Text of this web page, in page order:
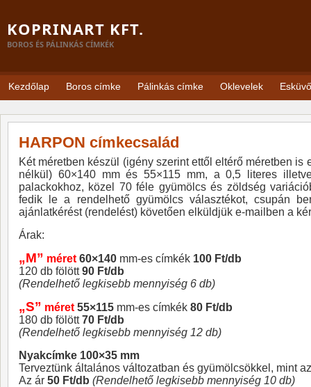
KOPRINART KFT.
BOROS ÉS PÁLINKÁS CÍMKÉK
Kezdőlap Boros címke Pálinkás címke Oklevelek Esküvő
HARPON címkecsalád
Két méretben készül (igény szerint ettől eltérő méretben is
nélkül) 60×140 mm és 55×115 mm, a 0,5 literes
palackokhoz, közel 70 féle gyümölcs és zöldség
fedik le a rendelhető gyümölcs választékot, csupán
ajánlatkérést (rendelést) követően elküldjük e-mailben a
Árak:
„M” méret 60×140 mm-es címkék 100 Ft/db
120 db fölött90 Ft/db
(Rendelhető legkisebb mennyiség 6 db)
„S” méret 55×115 mm-es címkék 80 Ft/db
180 db fölött70 Ft/db
(Rendelhető legkisebb mennyiség 12 db)
Nyakcímke 100×35 mm
Terveztünk általános változatban és gyümölcsökkel, mint
Az ár 50 Ft/db (Rendelhető legkisebb mennyiség 10 db)